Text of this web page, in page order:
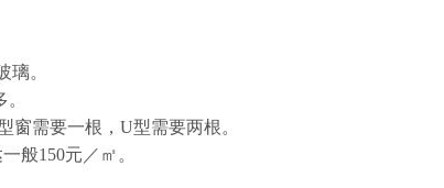
。
窗需要一根，U型需要两根。
般150元／㎡。